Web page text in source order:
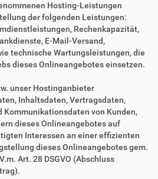
Hosting-Leistungen
der folgenden Leistungen:
Rechenkapazität,
E-Mail-Versand,
technische Wartungsleistungen, die
dieses Onlineangebotes einsetzen.
unser Hostinganbieter
Inhaltsdaten, Vertragsdaten,
Kommunikationsdaten von Kunden,
dieses Onlineangebotes auf
Interessen an einer effizienten
dieses Onlineangebotes gem.
Art. 28 DSGVO (Abschluss